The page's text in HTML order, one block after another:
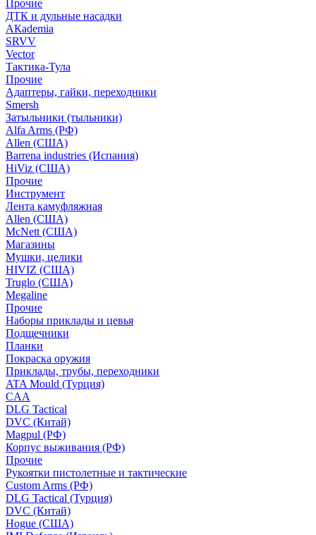
Прочие
ДТК и дульные насадки
АКademia
SRVV
Vector
Тактика-Тула
Прочие
Адаптеры, гайки, переходники
Smersh
Затыльники (тыльники)
Alfa Arms (РФ)
Allen (США)
Barrena industries (Испания)
HiViz (США)
Прочие
Инструмент
Лента камуфляжная
Allen (США)
McNett (США)
Магазины
Мушки, целики
HIVIZ (США)
Truglo (США)
Megaline
Прочие
Наборы приклады и цевья
Подщечники
Планки
Покраска оружия
Приклады, трубы, переходники
ATA Mould (Турция)
CAA
DLG Tactical
DVC (Китай)
Magpul (РФ)
Корпус выживания (РФ)
Прочие
Рукоятки пистолетные и тактические
Custom Arms (РФ)
DLG Tactical (Турция)
DVC (Китай)
Hogue (США)